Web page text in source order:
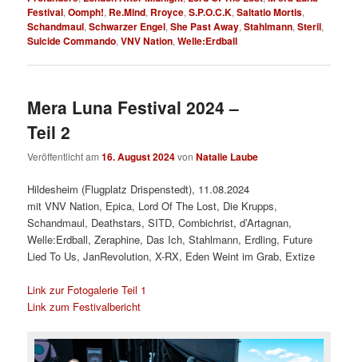
Festival,Oomph!, Re.Mind, Rroyce,S.P.O.C.K,Saltatio Mortis,
Schandmaul,Schwarzer Engel,She Past Away,Stahlmann,Steril,
Suicide Commando,VNV Nation,Welle:Erdball
Mera Luna Festival 2024 –
Teil 2
Veröffentlicht am16. August 2024vonNatalie Laube
Hildesheim (Flugplatz Drispenstedt), 11.08.2024
mit VNV Nation, Epica, Lord Of The Lost, Die Krupps,
Schandmaul, Deathstars, SITD, Combichrist, d’Artagnan,
Welle:Erdball, Zeraphine, Das Ich, Stahlmann, Erdling, Future
Lied To Us, JanRevolution, X-RX, Eden Weint im Grab, Extize
Link zur Fotogalerie Teil 1
Link zum Festivalbericht